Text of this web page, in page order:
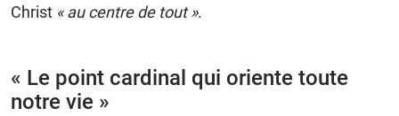
Christ « au centre de tout ».
« Le point cardinal qui oriente toute
notre vie »